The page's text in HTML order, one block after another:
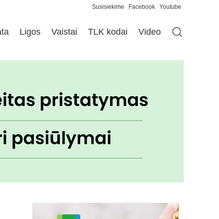
Susisiekime Facebook Youtube
Ligos Vaistai TLK kodai Video